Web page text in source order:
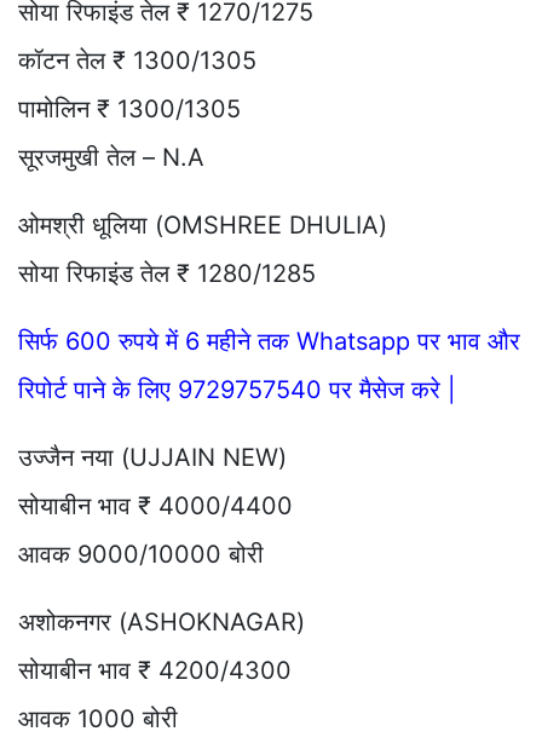
सोया रिफाइंड तेल ₹ 1270/1275
कॉटन तेल ₹ 1300/1305
पामोलिन ₹ 1300/1305
सूरजमुखी तेल – N.A
ओमश्री धूलिया (OMSHREE DHULIA)
सोया रिफाइंड तेल ₹ 1280/1285
सिर्फ 600 रुपये में 6 महीने तक Whatsapp पर भाव और
रिपोर्ट पाने के लिए 9729757540 पर मैसेज करे |
उज्जैन नया (UJJAIN NEW)
सोयाबीन भाव ₹ 4000/4400
आवक 9000/10000 बोरी
अशोकनगर (ASHOKNAGAR)
सोयाबीन भाव ₹ 4200/4300
आवक 1000 बोरी